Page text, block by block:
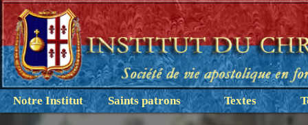
Notre Institut Saints patrons Textes